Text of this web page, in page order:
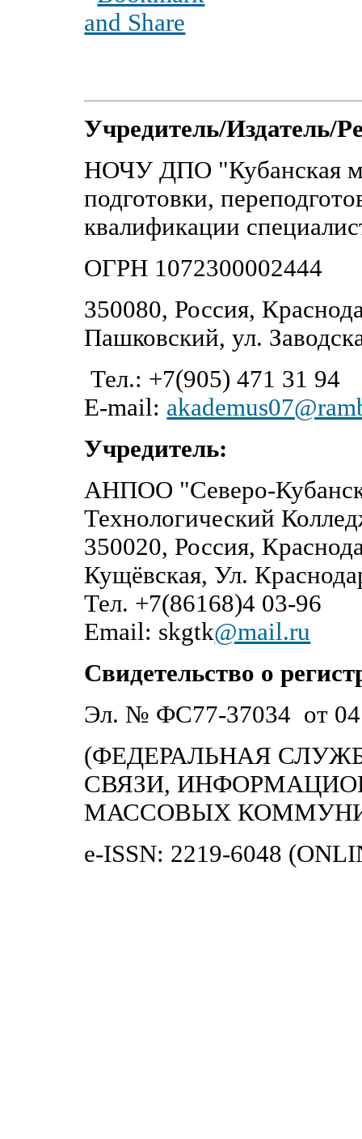
Учредитель/Издатель/
НОЧУ ДПО "Кубанская
подготовки,
квалификации
ОГРН 1072300002444
350080, Россия,
Пашковский, ул.
Тел.: +7(905) 471 31 94
E-mail:
Учредитель:
АНПОО "Северо-
Технологический
350020, Россия,
Кущёвская, Ул.
Тел. +7(86168)4 03-96
Email: skgtk@mail.ru
Свидетельство о
Эл. № ФС77-37034 от
(ФЕДЕРАЛЬНАЯ
СВЯЗИ,
МАССОВЫХ
e-ISSN: 2219-6048